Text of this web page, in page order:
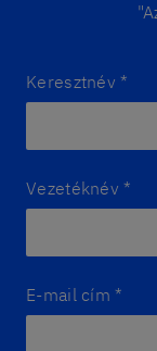
Keresztnév *
Vezetéknév *
E-mail cím *